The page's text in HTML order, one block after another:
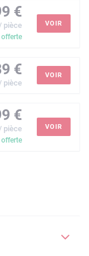
€
pièce VOIR
€
pièce
VOIR
€
pièce VOIR